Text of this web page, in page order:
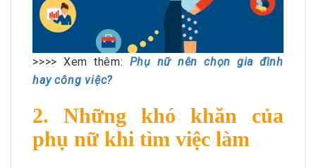
>>>> Xem thêm: Phụ nữ nên chọn gia đình
hay công việc?
2. Những khó khăn của
phụ nữ khi tìm việc làm